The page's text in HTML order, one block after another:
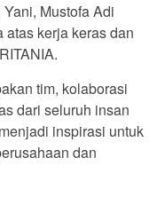
Mustofa Adi
kerja keras dan
tim, kolaborasi
dari seluruh insan
inspirasi untuk
dan